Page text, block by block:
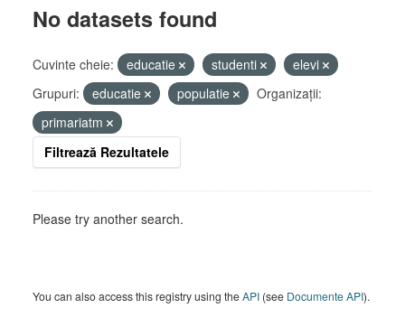
No datasets found
Cuvinte cheie: educatie studenti
elevi
Grupuri:
educatie populatie
Organizații:
primariatm
Filtrează Rezultatele
Please try another search.
You can also access this registry using theAPI (see Documente API).